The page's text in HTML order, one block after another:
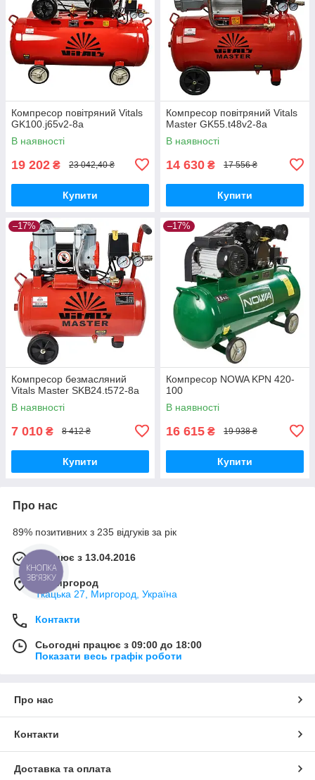
Компресор повітряний Vitals
GK100.j65v2-8a
В наявності
19 202 ₴ 23 042,40 ₴
Купити
Компресор повітряний Vitals
Master GK55.t48v2-8a
В наявності
14 630 ₴ 17 556 ₴
Купити
–17%
Компресор безмасляний
Vitals Master SKB24.t572-8a
В наявності
7 010 ₴ 8 412 ₴
Купити
–17%
Компресор NOWA KPN 420-
100
В наявності
16 615 ₴ 19 938 ₴
Купити
Про нас
89% позитивних з 235 відгуків за рік
Працює з 13.04.2016
м. Миргород
Ткацька 27, Миргород, Україна
Контакти
Сьогодні працює з 09:00 до 18:00
Показати весь графік роботи
Про нас
Контакти
Доставка та оплата
КНОПКА
ЗВ'ЯЗКУ